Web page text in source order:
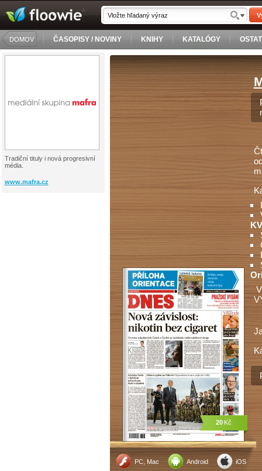
DOMOV ČASOPISY / NOVINY KNIHY KATALÓGY
Tradiční tituly i nová progresivní
média.
www.mafra.cz
PC, Mac Android iOS
20 Kč
V